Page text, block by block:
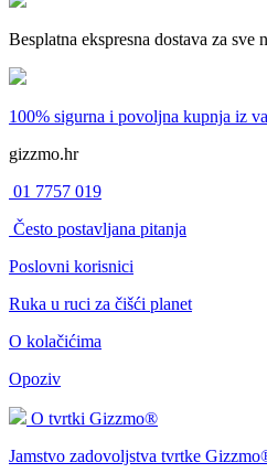
Besplatna ekspresna dostava za sve
100% sigurna i povoljna kupnja iz
gizzmo.hr
01 7757 019
Često postavljana pitanja
Poslovni korisnici
Ruka u ruci za čišći planet
O kolačićima
Opoziv
O tvrtki Gizzmo®
Jamstvo zadovoljstva tvrtke